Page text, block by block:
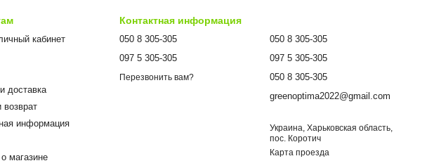
года. Его насыщенный цвет коры, делает растение фантастическим для зимних
методы выращивания и посадки саженцев. Наши трудолюбивые работники
качеству посадочных материалов. Мы своевременно обрабатываем растения от
клиентам предлагаем саженцы с закрытой корневой системой, что гарантирует
кабинет
доставка
информация
магазине
Контактная информация
050 8 305-305
097 5 305-305
Перезвонить вам?
050 8 305-305
097 5 305-305
050 8 305-305
greenoptima2022@gmail.com
Украина, Харьковская область,
пос. Коротич
Карта проезда